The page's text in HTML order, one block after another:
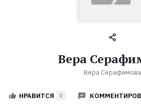
обсуждаемые
Авторы
Вера
Вера Серафимова
НРАВИТСЯ 0